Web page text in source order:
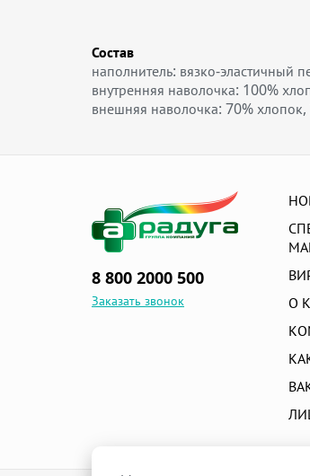
Состав
наполнитель: вязко-эластичный
внутренняя наволочка: 100%
внешняя наволочка: 70% хлопок,
8 800 2000 500
Заказать звонок
О